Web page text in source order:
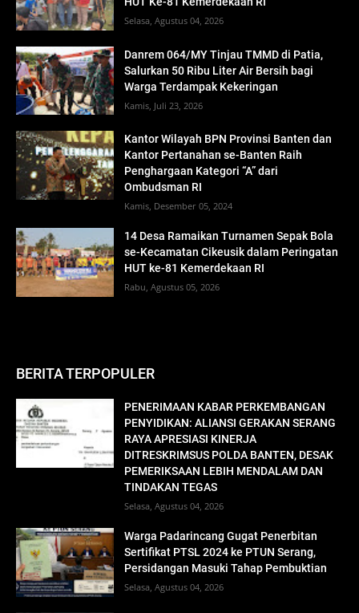
Selasa, Agustus 04, 2026
Danrem 064/MY Tinjau TMMD di Patia,
Salurkan 50 Ribu Liter Air Bersih bagi
Warga Terdampak Kekeringan
Kamis, Juli 23, 2026
Kantor Wilayah BPN Provinsi Banten dan
Kantor Pertanahan se-Banten Raih
Penghargaan Kategori “A” dari
Ombudsman RI
Kamis, Desember 05, 2024
14 Desa Ramaikan Turnamen Sepak Bola
se-Kecamatan Cikeusik dalam Peringatan
HUT ke-81 Kemerdekaan RI
Rabu, Agustus 05, 2026
BERITA TERPOPULER
PENERIMAAN KABAR PERKEMBANGAN
PENYIDIKAN: ALIANSI GERAKAN SERANG
RAYA APRESIASI KINERJA
DITRESKRIMSUS POLDA BANTEN, DESAK
PEMERIKSAAN LEBIH MENDALAM DAN
TINDAKAN TEGAS
Selasa, Agustus 04, 2026
Warga Padarincang Gugat Penerbitan
Sertifikat PTSL 2024 ke PTUN Serang,
Persidangan Masuki Tahap Pembuktian
Selasa, Agustus 04, 2026